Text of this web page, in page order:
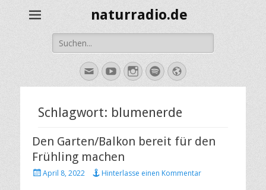
naturradio.de
Suche
nach:
E-
Mail
YouTubeInstagram
SpotifyWebsite
Schlagwort: blumenerde
Den Garten/Balkon bereit für den
Frühling machen
Veröffentlicht
April 8, 2022 Hinterlasse einen Kommentar